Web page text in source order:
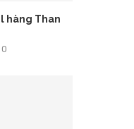
hàng Than